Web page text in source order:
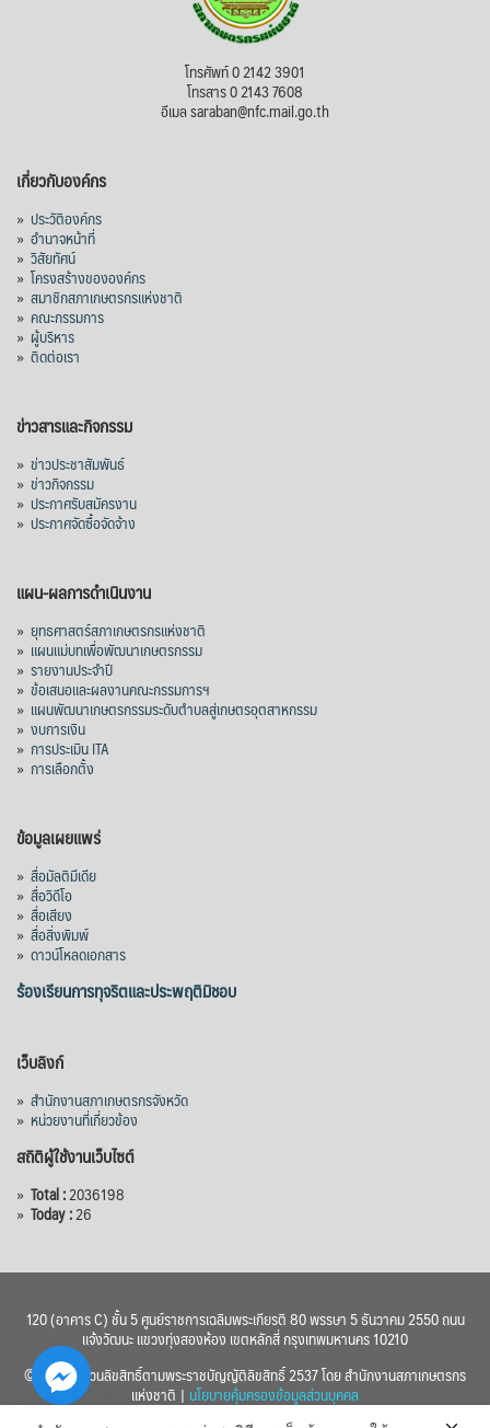
โทรศัพท์ 0 2142 3901
โทรสาร 0 2143 7608
อีเมล saraban@nfc.mail.go.th
เกี่ยวกับองค์กร
» ประวัติองค์กร
» อำนาจหน้าที่
» วิสัยทัศน์
» โครงสร้างขององค์กร
» สมาชิกสภาเกษตรกรแห่งชาติ
» คณะกรรมการ
» ผู้บริหาร
» ติดต่อเรา
ข่าวสารและกิจกรรม
» ข่าวประชาสัมพันธ์
» ข่าวกิจกรรม
» ประกาศรับสมัครงาน
» ประกาศจัดซื้อจัดจ้าง
แผน-ผลการดำเนินงาน
» ยุทธศาสตร์สภาเกษตรกรแห่งชาติ
» แผนแม่บทเพื่อพัฒนาเกษตรกรรม
» รายงานประจำปี
» ข้อเสนอและผลงานคณะกรรมการฯ
» แผนพัฒนาเกษตรกรรมระดับตำบลสู่เกษตรอุตสาหกรรม
» งบการเงิน
» การประเมิน ITA
» การเลือกตั้ง
ข้อมูลเผยแพร่
» สื่อมัลติมีเดีย
» สื่อวิดีโอ
» สื่อเสียง
» สื่อสิ่งพิมพ์
» ดาวน์โหลดเอกสาร
ร้องเรียนการทุจริตและประพฤติมิชอบ
เว็บลิงก์
» สำนักงานสภาเกษตรกรจังหวัด
» หน่วยงานที่เกี่ยวข้อง
สถิติผู้ใช้งานเว็บไซต์
» Total :2036198
» Today :26
120 (อาคาร C) ชั้น 5 ศูนย์ราชการเฉลิมพระเกียรติ 80 พรรษา 5 ธันวาคม 2550 ถนน
แจ้งวัฒนะ แขวงทุ่งสองห้อง เขตหลักสี่ กรุงเทพมหานคร 10210
© 2560 สงวนลิขสิทธิ์ตามพระราชบัญญัติลิขสิทธิ์ 2537 โดย สำนักงานสภาเกษตรกร
แห่งชาติ | นโยบายคุ้มครองข้อมูลส่วนบุคคล